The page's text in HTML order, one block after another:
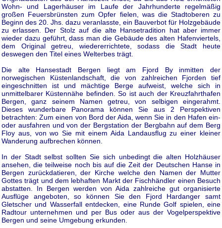
Wohn- und Lagerhäuser im Laufe der Jahrhunderte regelmäßig
großen Feuersbrünsten zum Opfer fielen, was die Stadtoberen zu
Beginn des 20. Jhs. dazu veranlasste, ein Bauverbot für Holzgebäude
zu erlassen. Der Stolz auf die alte Hansetradition hat aber immer
wieder dazu geführt, dass man die Gebäude des alten Hafenviertels,
dem Original getreu, wiedererrichtete, sodass die Stadt heute
deswegen den Titel eines Welterbes trägt.
Die alte Hansestadt Bergen liegt am Fjord By inmitten der
norwegischen Küstenlandschaft, die von zahlreichen Fjorden tief
eingeschnitten ist und mächtige Berge aufweist, welche sich in
unmittelbarer Küstennähe befinden. So ist auch der Kreuzfahrthafen
Bergen, ganz seinem Namen getreu, von selbigen eingerahmt.
Dieses wunderbare Panorama können Sie aus 2 Perspektiven
betrachten: Zum einen von Bord der Aida, wenn Sie in den Hafen ein-
oder ausfahren und von der Bergstation der Bergbahn auf dem Berg
Floy aus, von wo Sie mit einem Aida Landausflug zu einer kleiner
Wanderung aufbrechen können.
In der Stadt selbst sollten Sie sich unbedingt die alten Holzhäuser
ansehen, die teilweise noch bis auf die Zeit der Deutschen Hanse in
Bergen zurückdatieren, der Kirche welche den Namen der Mutter
Gottes trägt und dem lebhaften Markt der Fischhändler einen Besuch
abstatten. In Bergen werden von Aida zahlreiche gut organisierte
Ausflüge angeboten, so können Sie den Fjord Hardanger samt
Gletscher und Wasserfall entdecken, eine Runde Golf spielen, eine
Radtour unternehmen und per Bus oder aus der Vogelperspektive
Bergen und seine Umgebung erkunden.